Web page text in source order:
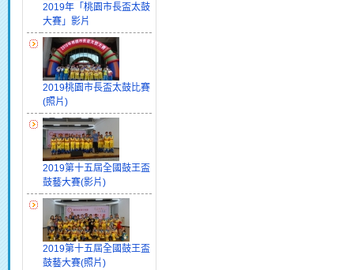
2019年「桃園市長盃太鼓
大賽」影片
2019桃園市長盃太鼓比賽
(照片)
2019第十五屆全國鼓王盃
鼓藝大賽(影片)
2019第十五屆全國鼓王盃
鼓藝大賽(照片)